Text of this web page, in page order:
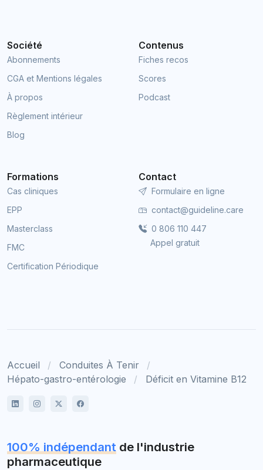
Société
Abonnements
CGA et Mentions légales
À propos
Règlement intérieur
Blog
Contenus
Fiches recos
Scores
Podcast
Formations
Cas cliniques
EPP
Masterclass
FMC
Certification Périodique
Contact
Formulaire en ligne
contact@guideline.care
0 806 110 447
Appel gratuit
Accueil
Conduites À Tenir
Hépato-gastro-entérologie
Déficit en Vitamine B12
100% indépendant de l'industrie
pharmaceutique